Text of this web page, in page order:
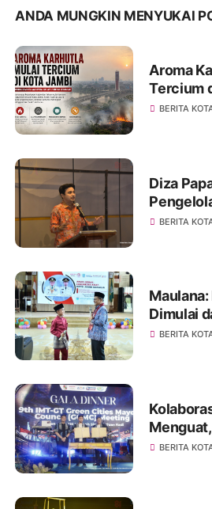
ANDA MUNGKIN MENYUKAI
Aroma
Tercium
Warga
BERITA
Diza
Jambi di
BERITA
Dimulai
Ruang
BERITA
BERITA